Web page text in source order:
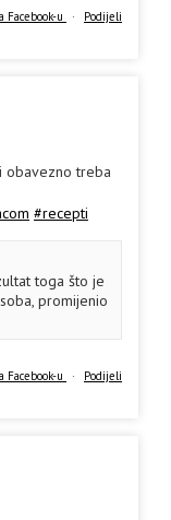
Facebook-u · Podijeli
obavezno treba
#recepti
toga što je
promijenio
Facebook-u · Podijeli